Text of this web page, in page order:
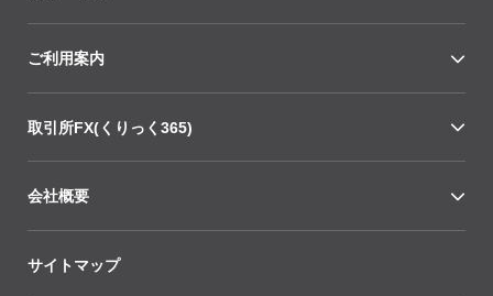
ご利用案内
取引所FX(くりっく365)
会社概要
サイトマップ